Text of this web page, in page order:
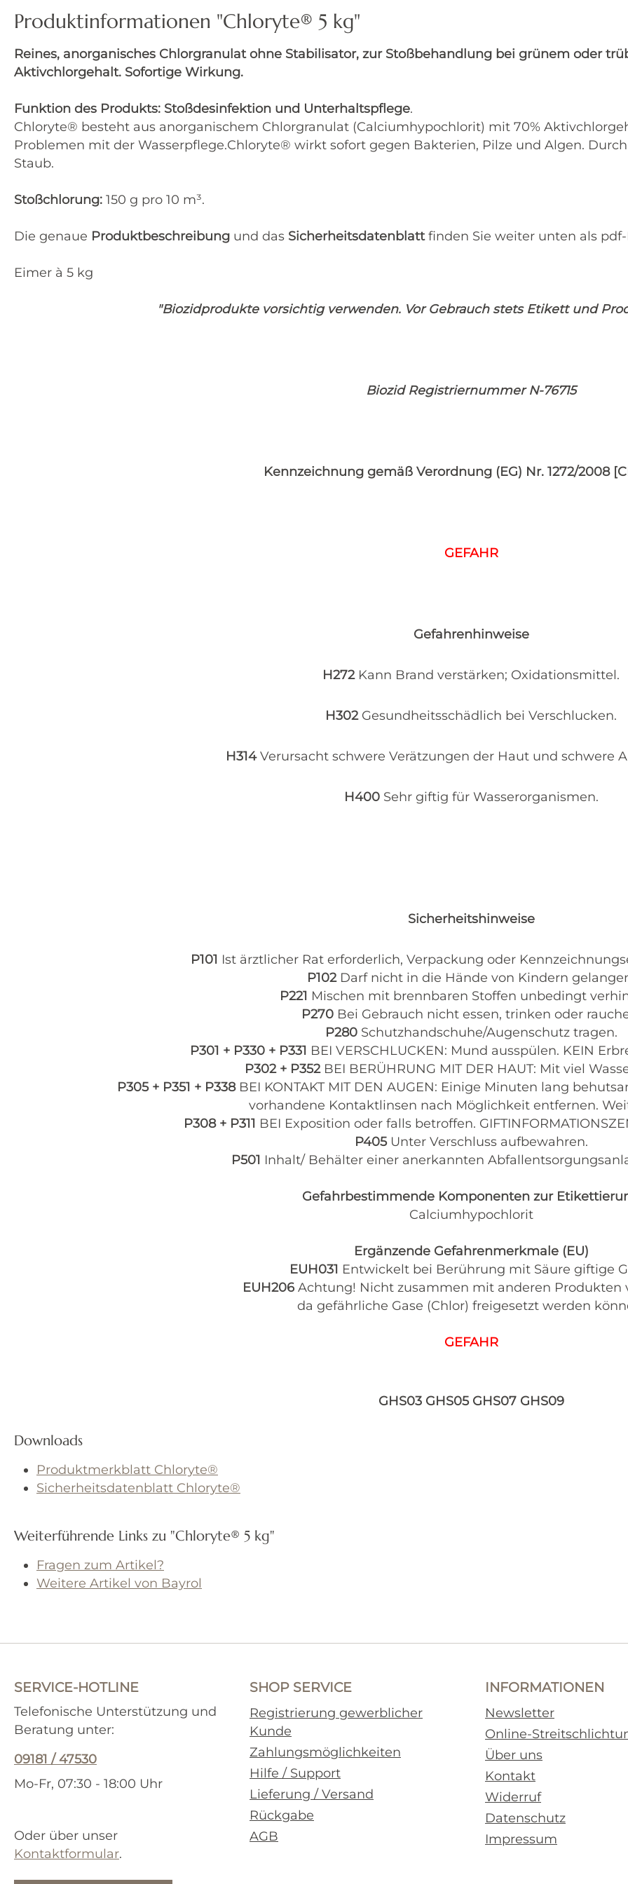
Produktinformationen "Chloryte® 5 kg"
Reines, anorganisches Chlorgranulat ohne Stabilisator, zur Stoßbehandlung bei grünem oder
Aktivchlorgehalt. Sofortige Wirkung.
Funktion des Produkts: Stoßdesinfektion und Unterhaltspflege.
Chloryte® besteht aus anorganischem Chlorgranulat (Calciumhypochlorit) mit 70%
Problemen mit der Wasserpflege.Chloryte® wirkt sofort gegen Bakterien, Pilze und Algen.
Staub.
Stoßchlorung: 150 g pro 10 m³.
Die genaue Produktbeschreibung und das Sicherheitsdatenblattfinden Sie weiter unten als
Eimer à 5 kg
"Biozidprodukte vorsichtig verwenden. Vor Gebrauch stets Etikett und
Biozid Registriernummer N-76715
Kennzeichnung gemäß Verordnung (EG) Nr. 1272/2008
GEFAHR
Gefahrenhinweise
H272Kann Brand verstärken; Oxidationsmittel.
H302Gesundheitsschädlich bei Verschlucken.
H314Verursacht schwere Verätzungen der Haut und schwere
H400Sehr giftig für Wasserorganismen.
Sicherheitshinweise
P101 Ist ärztlicher Rat erforderlich, Verpackung oder
P102 Darf nicht in die Hände von Kindern
P221 Mischen mit brennbaren Stoffen unbedingt
P270 Bei Gebrauch nicht essen, trinken oder
P280Schutzhandschuhe/Augenschutz tragen.
P301 + P330 + P331 BEI VERSCHLUCKEN: Mund ausspülen. KEIN
P302 + P352 BEI BERÜHRUNG MIT DER HAUT: Mit viel
P305 + P351 + P338 BEI KONTAKT MIT DEN AUGEN: Einige Minuten lang
vorhandene Kontaktlinsen nach Möglichkeit entfernen.
P308 + P311 BEI Exposition oder falls betroffen.
P405 Unter Verschluss aufbewahren.
P501 Inhalt/ Behälter einer anerkannten
Gefahrbestimmende Komponenten zur
Calciumhypochlorit
Ergänzende Gefahrenmerkmale (EU)
EUH031 Entwickelt bei Berührung mit Säure giftige
EUH206 Achtung! Nicht zusammen mit anderen Produkten
da gefährliche Gase (Chlor) freigesetzt werden
GEFAHR
GHS03 GHS05 GHS07 GHS09
Downloads
Produktmerkblatt Chloryte®
Sicherheitsdatenblatt Chloryte®
Weiterführende Links zu "Chloryte® 5 kg"
Fragen zum Artikel?
Weitere Artikel von Bayrol
SERVICE-HOTLINE
Telefonische Unterstützung und
Beratung unter:
09181 / 47530
Mo-Fr, 07:30 - 18:00 Uhr
Oder über unser
Kontaktformular.
SHOP SERVICE
Registrierung gewerblicher
Kunde
Zahlungsmöglichkeiten
Hilfe / Support
Lieferung / Versand
Rückgabe
AGB
INFORMATIONEN
Newsletter
Online-
Über uns
Kontakt
Widerruf
Datenschutz
Impressum